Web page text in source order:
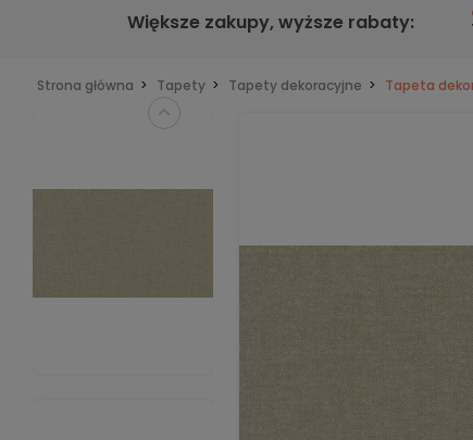
Większe zakupy,wyższe rabaty:
Strona główna Tapety Tapety dekoracyjne Tapeta